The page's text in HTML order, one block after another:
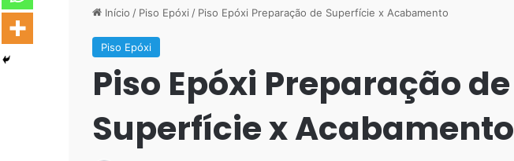
Início / Piso Epóxi / Piso Epóxi Preparação de Superfície x Acabamento
Piso Epóxi
Piso Epóxi Preparação de
Superfície x Acabamento